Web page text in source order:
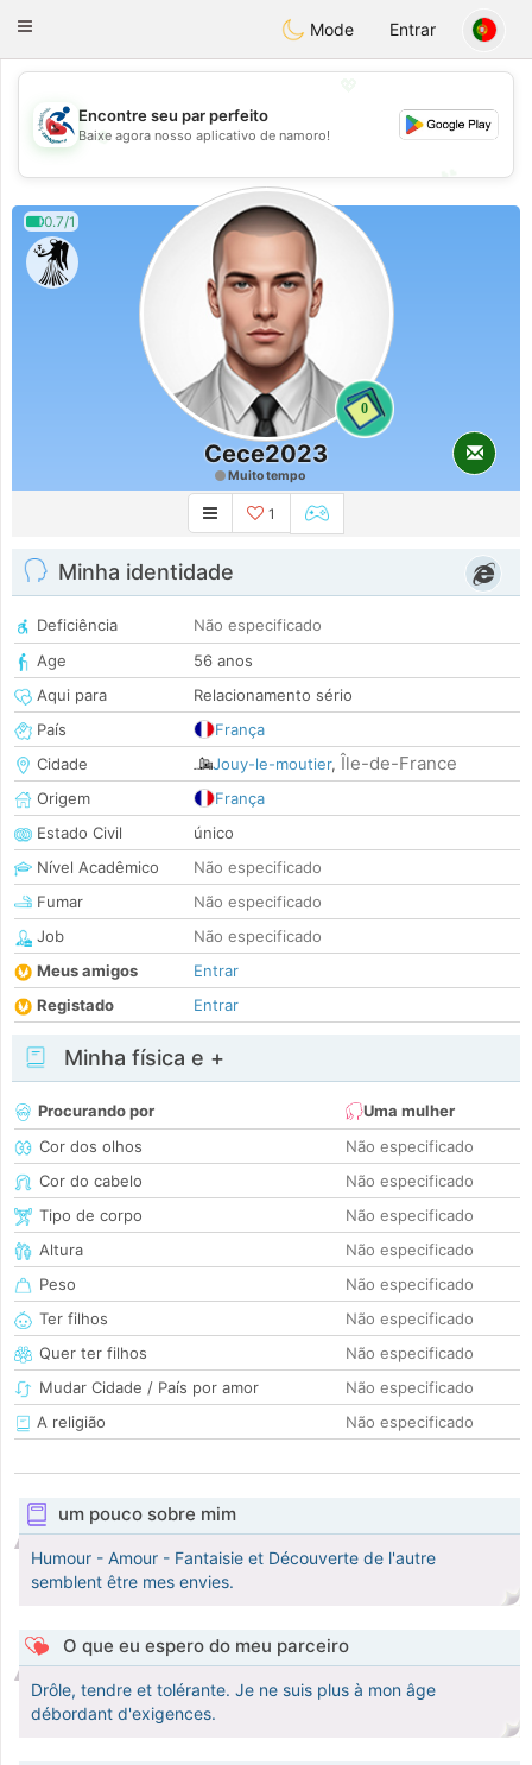
Handi Space
Toggle
Mode Entrar
💖
💕
💕
Encontre seu par perfeito
Baixe agora nosso aplicativo de namoro!
0.7/1
0
Cece2023
Muito tempo
1
Minha identidade
Deficiência
Não especificado
Age
56 anos
Aqui para
Relacionamento sério
País
França
Cidade
Jouy-le-moutier, Île-de-France
Origem
França
Estado Civil
único
Nível Acadêmico
Não especificado
Fumar
Não especificado
Job
Não especificado
Meus amigos
Entrar
Registado
Entrar
Minha física e +
Procurando por
Uma mulher
Cor dos olhos
Não especificado
Cor do cabelo
Não especificado
Tipo de corpo
Não especificado
Altura
Não especificado
Peso
Não especificado
Ter filhos
Não especificado
Quer ter filhos
Não especificado
Mudar Cidade / País por amor
Não especificado
A religião
Não especificado
um pouco sobre mim
Humour - Amour - Fantaisie et Découverte de l'autre
semblent être mes envies.
O que eu espero do meu parceiro
Drôle, tendre et tolérante. Je ne suis plus à mon âge
débordant d'exigences.